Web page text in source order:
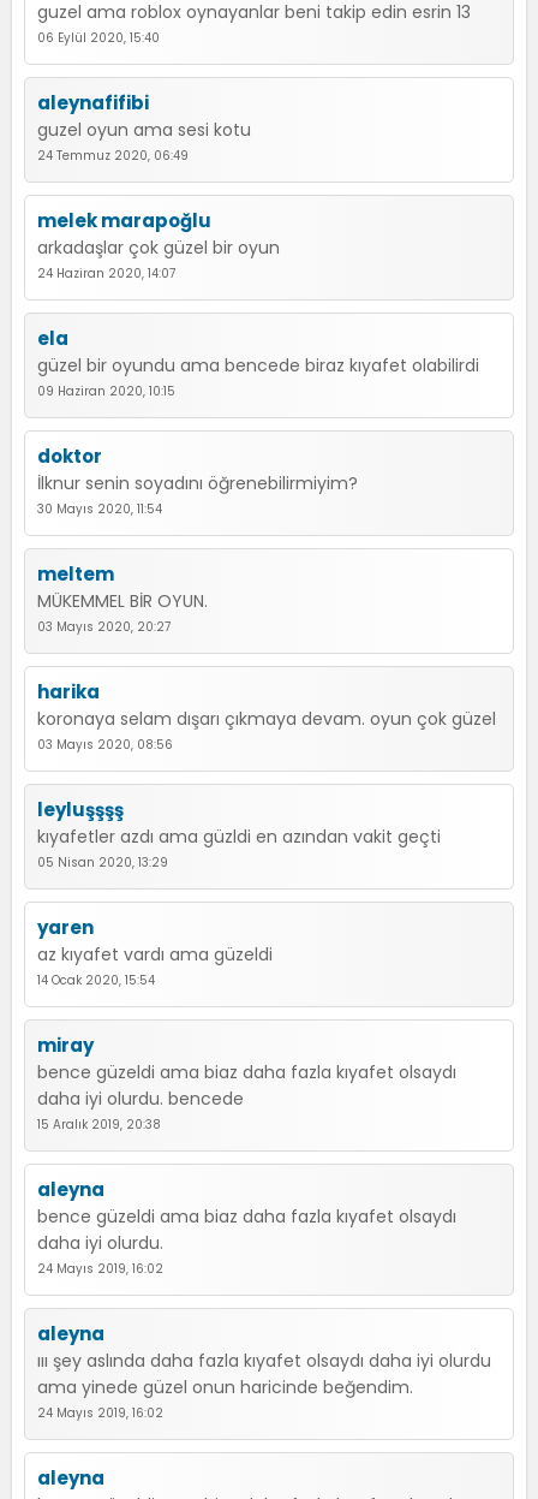
guzel ama roblox oynayanlar beni takip edin esrin 13
06 Eylül 2020, 15:40
aleynafifibi
guzel oyun ama sesi kotu
24 Temmuz 2020, 06:49
melek marapoğlu
arkadaşlar çok güzel bir oyun
24 Haziran 2020, 14:07
ela
güzel bir oyundu ama bencede biraz kıyafet olabilirdi
09 Haziran 2020, 10:15
doktor
İlknur senin soyadını öğrenebilirmiyim?
30 Mayıs 2020, 11:54
meltem
MÜKEMMEL BİR OYUN.
03 Mayıs 2020, 20:27
harika
koronaya selam dışarı çıkmaya devam. oyun çok güzel
03 Mayıs 2020, 08:56
leyluşşşş
kıyafetler azdı ama güzldi en azından vakit geçti
05 Nisan 2020, 13:29
yaren
az kıyafet vardı ama güzeldi
14 Ocak 2020, 15:54
miray
bence güzeldi ama biaz daha fazla kıyafet olsaydı
daha iyi olurdu. bencede
15 Aralık 2019, 20:38
aleyna
bence güzeldi ama biaz daha fazla kıyafet olsaydı
daha iyi olurdu.
24 Mayıs 2019, 16:02
aleyna
ııı şey aslında daha fazla kıyafet olsaydı daha iyi olurdu
ama yinede güzel onun haricinde beğendim.
24 Mayıs 2019, 16:02
aleyna